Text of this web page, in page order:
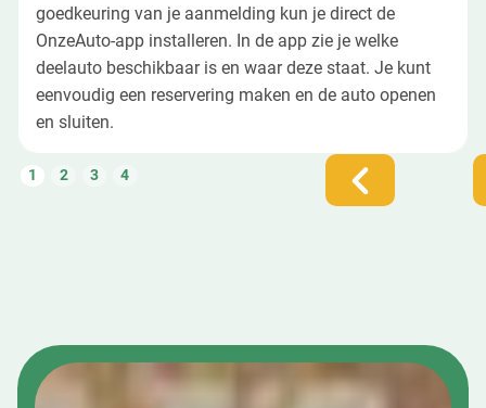
goedkeuring van je aanmelding kun je direct de
OnzeAuto-app installeren. In de app zie je welke
deelauto beschikbaar is en waar deze staat. Je kunt
eenvoudig een reservering maken en de auto openen
en sluiten.
1 2 3 4